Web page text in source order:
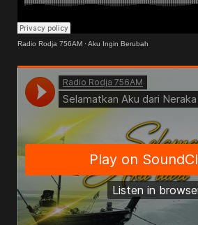
Radio Rodja 756AM ·Aku Ingin Berubah